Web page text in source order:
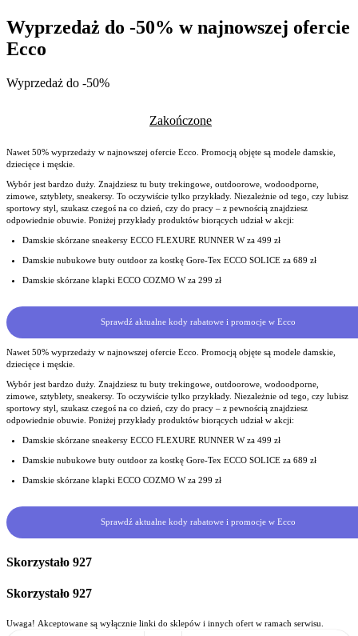
Wyprzedaż do -50% w najnowszej ofercie
Ecco
Wyprzedaż do -50%
Zakończone
Nawet 50% wyprzedaży w najnowszej ofercie Ecco. Promocją objęte są modele damskie,
dziecięce i męskie.
Wybór jest bardzo duży. Znajdziesz tu buty trekingowe, outdoorowe, wodoodporne,
zimowe, sztyblety, sneakersy. To oczywiście tylko przykłady. Niezależnie od tego, czy lubisz
sportowy styl, szukasz czegoś na co dzień, czy do pracy – z pewnością znajdziesz
odpowiednie obuwie. Poniżej przykłady produktów biorących udział w akcji:
Damskie skórzane sneakersy ECCO FLEXURE RUNNER W za 499 zł
Damskie nubukowe buty outdoor za kostkę Gore-Tex ECCO SOLICE za 689 zł
Damskie skórzane klapki ECCO COZMO W za 299 zł
Sprawdź aktualne kody rabatowe i promocje w Ecco
Nawet 50% wyprzedaży w najnowszej ofercie Ecco. Promocją objęte są modele damskie,
dziecięce i męskie.
Wybór jest bardzo duży. Znajdziesz tu buty trekingowe, outdoorowe, wodoodporne,
zimowe, sztyblety, sneakersy. To oczywiście tylko przykłady. Niezależnie od tego, czy lubisz
sportowy styl, szukasz czegoś na co dzień, czy do pracy – z pewnością znajdziesz
odpowiednie obuwie. Poniżej przykłady produktów biorących udział w akcji:
Damskie skórzane sneakersy ECCO FLEXURE RUNNER W za 499 zł
Damskie nubukowe buty outdoor za kostkę Gore-Tex ECCO SOLICE za 689 zł
Damskie skórzane klapki ECCO COZMO W za 299 zł
Sprawdź aktualne kody rabatowe i promocje w Ecco
Skorzystało 927
Skorzystało 927
Uwaga! Akceptowane są wyłącznie linki do sklepów i innych ofert w ramach serwisu.